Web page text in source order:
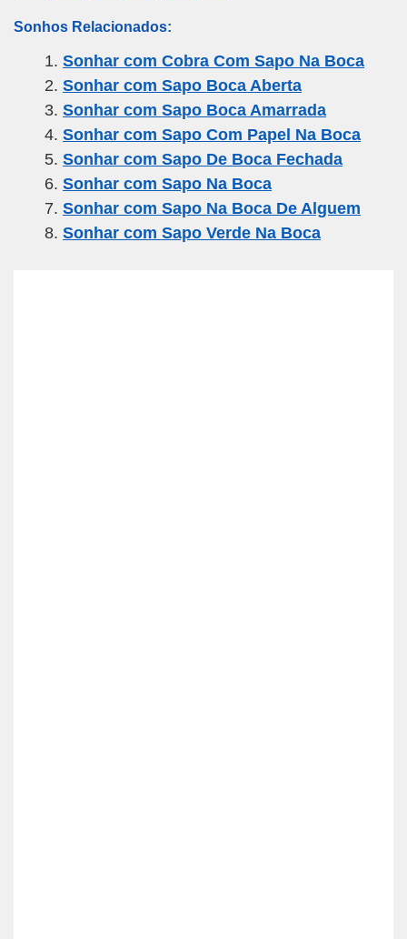
ail c
e
b
o
o
k
tt
er
e
gr
a
m
s
A
p
p
e
Sonhos Relacionados:
Sonhar com Cobra Com Sapo Na Boca
Sonhar com Sapo Boca Aberta
Sonhar com Sapo Boca Amarrada
Sonhar com Sapo Com Papel Na Boca
Sonhar com Sapo De Boca Fechada
Sonhar com Sapo Na Boca
Sonhar com Sapo Na Boca De Alguem
Sonhar com Sapo Verde Na Boca